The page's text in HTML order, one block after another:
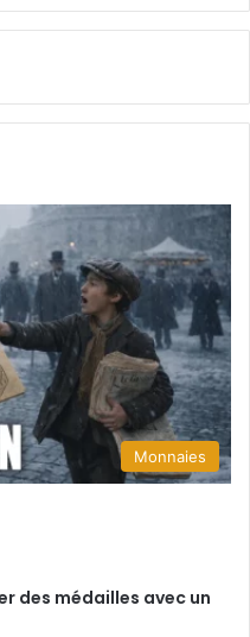
Monnaies
des médailles avec un